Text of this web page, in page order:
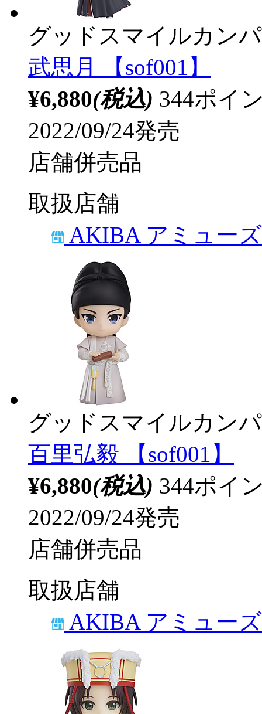
グッドスマイルカン
武思月 【sof001】
¥6,880(税込) 344ポイ
2022/09/24発売
店舗併売品
取扱店舗
AKIBA アミュー
グッドスマイルカン
百里弘毅 【sof001】
¥6,880(税込) 344ポイ
2022/09/24発売
店舗併売品
取扱店舗
AKIBA アミュー